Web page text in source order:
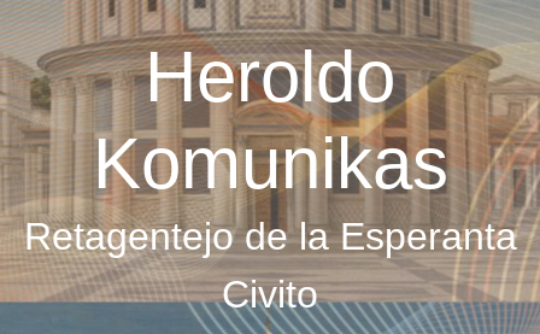
Heroldo
Komunikas
Retagentejo de la Esperanta
Civito